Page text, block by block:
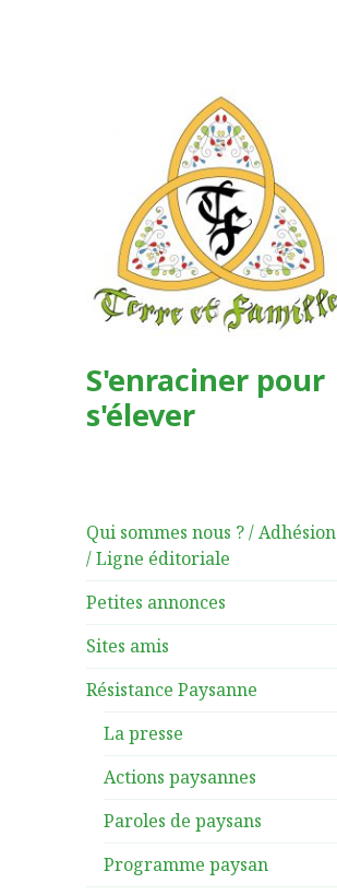
S'enraciner pour
s'élever
Qui sommes nous ? / Adhésion
/ Ligne éditoriale
Petites annonces
Sites amis
Résistance Paysanne
La presse
Actions paysannes
Paroles de paysans
Programme paysan